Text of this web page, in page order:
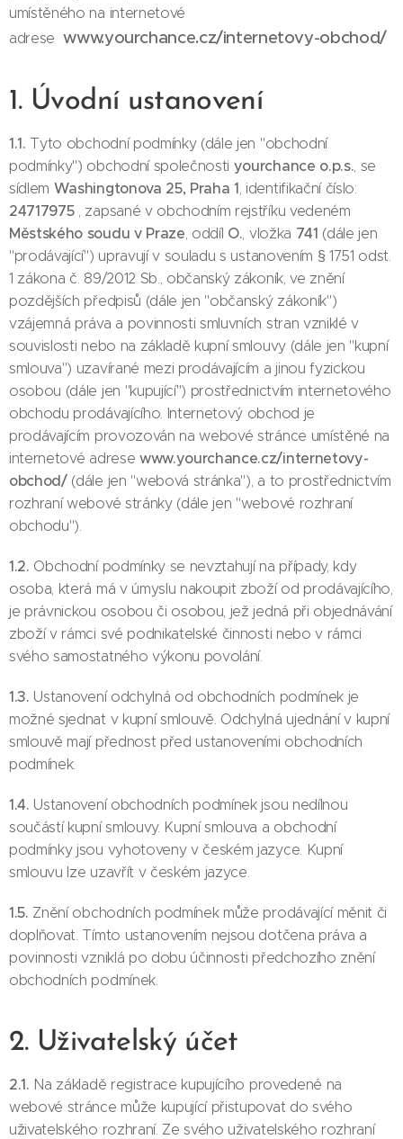
umístěného na internetové
adresewww.yourchance.cz/internetovy-obchod/
1. Úvodní ustanovení
1.1. Tyto obchodní podmínky (dále jen "obchodní
podmínky") obchodní společnosti yourchance o.p.s., se
sídlem Washingtonova 25, Praha 1, identifikační číslo:
24717975 , zapsané v obchodním rejstříku vedeném
Městského soudu v Praze, oddíl O., vložka 741 (dále jen
"prodávající") upravují v souladu s ustanovením § 1751 odst.
1 zákona č. 89/2012 Sb., občanský zákoník, ve znění
pozdějších předpisů (dále jen "občanský zákoník")
vzájemná práva a povinnosti smluvních stran vzniklé v
souvislosti nebo na základě kupní smlouvy (dále jen "kupní
smlouva") uzavírané mezi prodávajícím a jinou fyzickou
osobou (dále jen "kupující") prostřednictvím internetového
obchodu prodávajícího. Internetový obchod je
prodávajícím provozován na webové stránce umístěné na
internetové adrese www.yourchance.cz/internetovy-
obchod/(dále jen "webová stránka"), a to prostřednictvím
rozhraní webové stránky (dále jen "webové rozhraní
obchodu").
1.2. Obchodní podmínky se nevztahují na případy, kdy
osoba, která má v úmyslu nakoupit zboží od prodávajícího,
je právnickou osobou či osobou, jež jedná při objednávání
zboží v rámci své podnikatelské činnosti nebo v rámci
svého samostatného výkonu povolání.
1.3. Ustanovení odchylná od obchodních podmínek je
možné sjednat v kupní smlouvě. Odchylná ujednání v kupní
smlouvě mají přednost před ustanoveními obchodních
podmínek.
1.4. Ustanovení obchodních podmínek jsou nedílnou
součástí kupní smlouvy. Kupní smlouva a obchodní
podmínky jsou vyhotoveny v českém jazyce. Kupní
smlouvu lze uzavřít v českém jazyce.
1.5. Znění obchodních podmínek může prodávající měnit či
doplňovat. Tímto ustanovením nejsou dotčena práva a
povinnosti vzniklá po dobu účinnosti předchozího znění
obchodních podmínek.
2. Uživatelský účet
2.1. Na základě registrace kupujícího provedené na
webové stránce může kupující přistupovat do svého
uživatelského rozhraní. Ze svého uživatelského rozhraní